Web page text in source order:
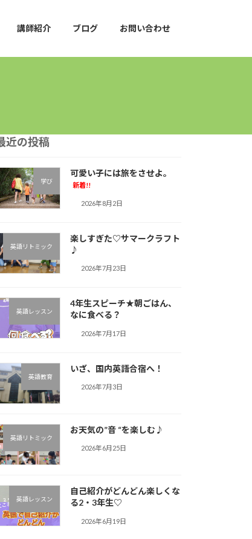
講師紹介 ブログ お問い合わせ
近の投稿
学び
可愛い子には旅をさせよ。
新着!!
2026年8月2日
英語リトミック
楽しすぎた♡サマークラフト
♪︎
2026年7月23日
英語レッスン
4年生スピーチ★朝ごはん、
なに食べる？
2026年7月17日
英語教育
いざ、国内英語合宿へ！
2026年7月3日
英語リトミック
お天気の”音 “を楽しむ♪︎
2026年6月25日
英語レッスン
自己紹介がどんどん楽しくな
る2・3年生♡
2026年6月19日